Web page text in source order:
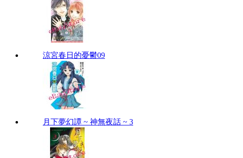
涼宮春日的憂鬱09
月下夢幻譚 ~ 神無夜話 ~ 3